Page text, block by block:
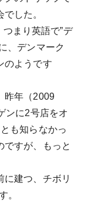
した。
まり英語で”デ
、デンマーク
のようです
昨年（2009
ンに2号店をオ
も知らなかっ
ですが、もっと
に建つ、チボリ
。